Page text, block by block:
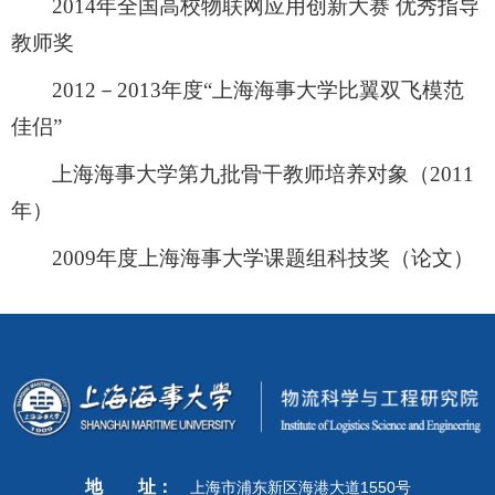
2014年全国高校物联网应用创新大赛 优秀指导
教师奖
2012 － 2013年度“上海海事大学比翼双飞模范
佳侣”
上海海事大学第九批骨干教师培养对象（2011
年）
2009年度上海海事大学课题组科技奖（论文）
地 址： 上海市浦东新区海港大道1550号